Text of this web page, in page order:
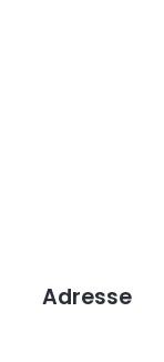
Adresse